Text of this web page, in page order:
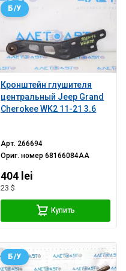
Кронштейн глушителя
центральный Jeep Grand
Cherokee WK2 11-21 3.6
Б/У
Арт. 266694
Ориг. номер68166084AA
404 lei
23 $
Купить
Б/У